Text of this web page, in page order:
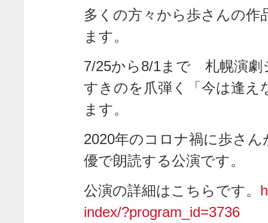
多くの方々から歩さんの
ます。
7/25から8/1まで 札幌演
すきのを爪弾く「今は逢え
ます。
2020年のコロナ禍に歩さ
優で朗読する公演です。
公演の詳細はこちらです。
index/?program_id=3736